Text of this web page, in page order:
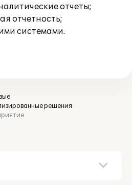
отчеты;
отчетность;
системами.
решения